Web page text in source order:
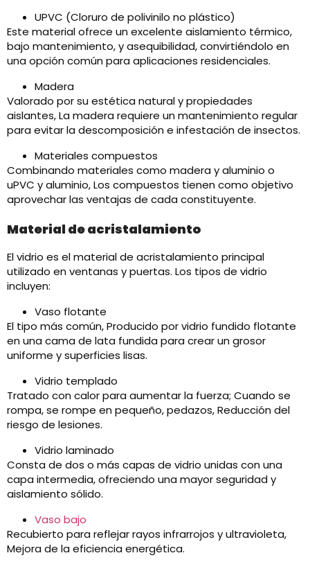
UPVC (Cloruro de polivinilo no plástico)
Este material ofrece un excelente aislamiento térmico,
bajo mantenimiento, y asequibilidad, convirtiéndolo en
una opción común para aplicaciones residenciales.
Madera
Valorado por su estética natural y propiedades
aislantes, La madera requiere un mantenimiento regular
para evitar la descomposición e infestación de insectos.
Materiales compuestos
Combinando materiales como madera y aluminio o
uPVC y aluminio, Los compuestos tienen como objetivo
aprovechar las ventajas de cada constituyente.
Material de acristalamiento
El vidrio es el material de acristalamiento principal
utilizado en ventanas y puertas. Los tipos de vidrio
incluyen:​
Vaso flotante
El tipo más común, Producido por vidrio fundido flotante
en una cama de lata fundida para crear un grosor
uniforme y superficies lisas.
Vidrio templado
Tratado con calor para aumentar la fuerza; Cuando se
rompa, se rompe en pequeño, pedazos, Reducción del
riesgo de lesiones.
Vidrio laminado
Consta de dos o más capas de vidrio unidas con una
capa intermedia, ofreciendo una mayor seguridad y
aislamiento sólido.
Vaso bajo
Recubierto para reflejar rayos infrarrojos y ultravioleta,
Mejora de la eficiencia energética.